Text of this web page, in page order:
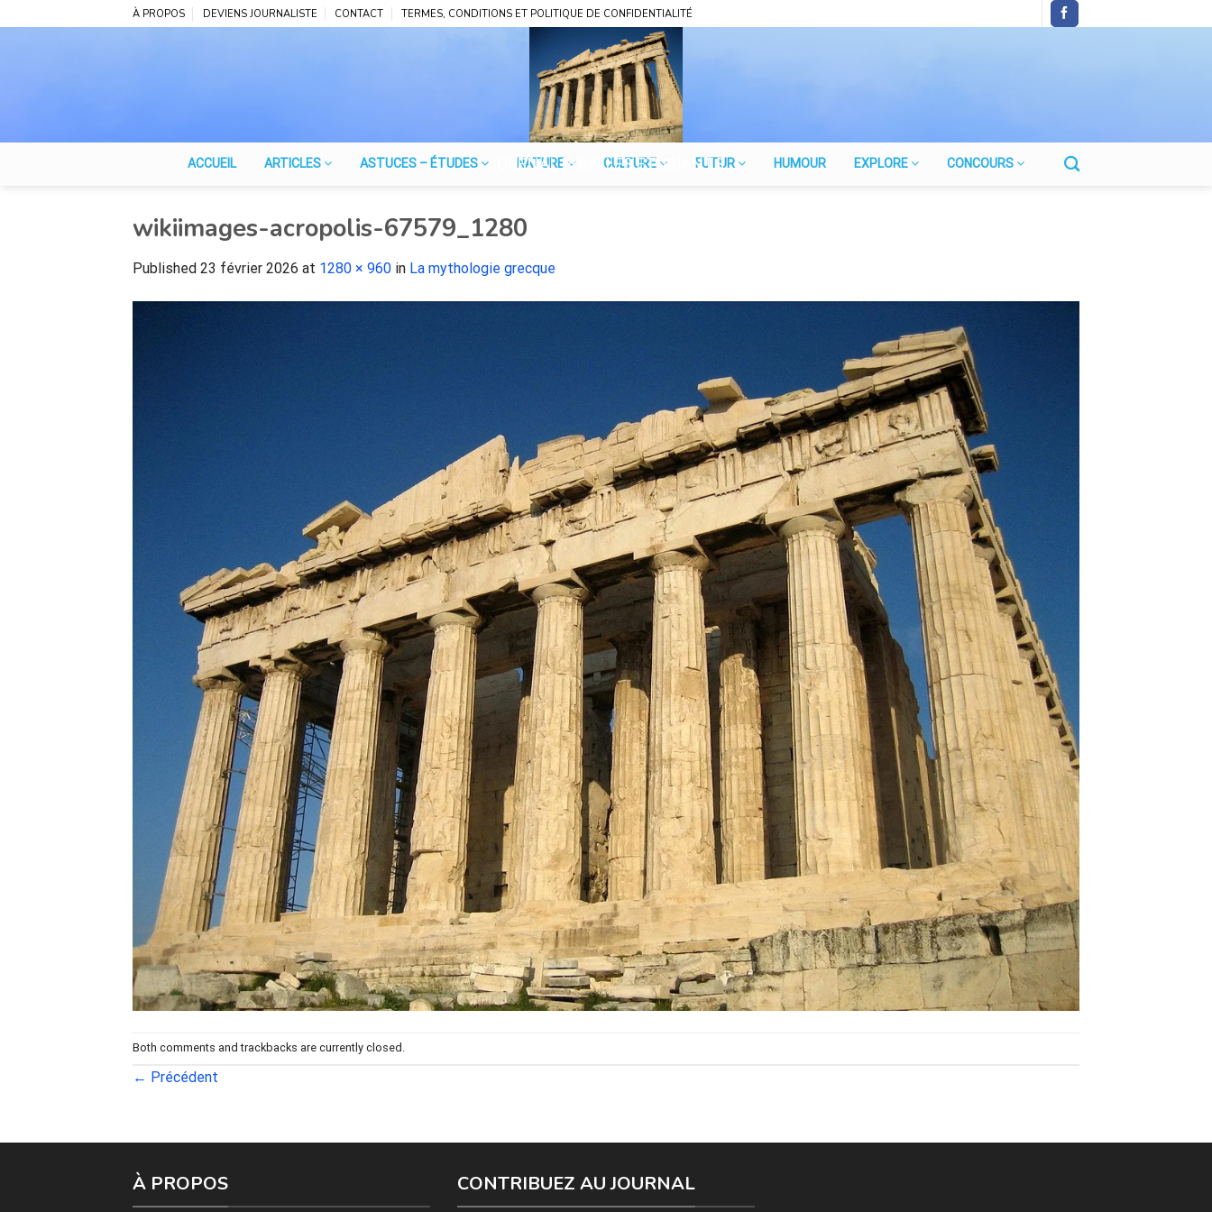
to
À PROPOS DEVIENS JOURNALISTE CONTACT TERMES, CONDITIONS ET POLITIQUE DE CONFIDENTIALITÉ
JOURNAL POUR LES ÉTUDIANTS
ACCUEIL ARTICLES ASTUCES – ÉTUDES NATURE CULTURE FUTUR HUMOUR EXPLORE CONCOURS
wikiimages-acropolis-67579_1280
Published 23 février 2026 at 1280 × 960 in La mythologie grecque
Both comments and trackbacks are currently closed.
← Précédent
À PROPOS CONTRIBUEZ AU JOURNAL